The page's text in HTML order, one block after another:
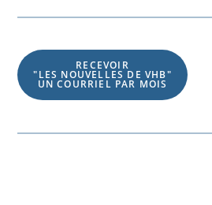
RECEVOIR
"LES NOUVELLES DE VHB"
UN COURRIEL PAR MOIS